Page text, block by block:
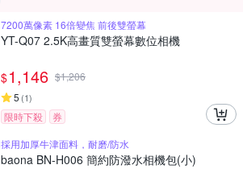
7200萬像素 16倍變焦 前後雙螢幕
YT-Q07 2.5K高畫質雙螢幕數位相機
$1,146 $1,206
5 (1)
限時下殺
券
採用加厚牛津面料，耐磨/防水
baona BN-H006 簡約防潑水相機包(小)